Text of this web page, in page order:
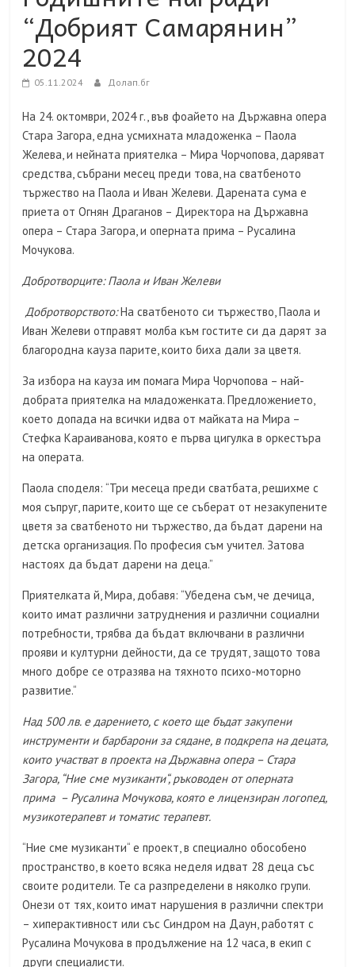
“Добрият Самарянин”
2024
05.11.2024 Долап.бг
На 24. октомври, 2024 г., във фоайето на Държавна опера
Стара Загора, една усмихната младоженка – Паола
Желева, и нейната приятелка – Мира Чорчопова, даряват
средства, събрани месец преди това, на сватбеното
тържество на Паола и Иван Желеви. Дарената сума е
приета от Огнян Драганов – Директора на Държавна
опера – Стара Загора, и оперната прима – Русалина
Мочукова.
Добротворците: Паола и Иван Желеви
Добротворството:На сватбеното си тържество, Паола и
Иван Желеви отправят молба към гостите си да дарят за
благородна кауза парите, които биха дали за цветя.
За избора на кауза им помага Мира Чорчопова – най-
добрата приятелка на младоженката. Предложението,
което допада на всички идва от майката на Мира –
Стефка Караиванова, която е първа цигулка в оркестъра
на операта.
Паола споделя: “Три месеца преди сватбата, решихме с
моя съпруг, парите, които ще се съберат от незакупените
цветя за сватбеното ни тържество, да бъдат дарени на
детска организация. По професия съм учител. Затова
настоях да бъдат дарени на деца.”
Приятелката й, Мира, добавя: “Убедена съм, че дечица,
които имат различни затруднения и различни социални
потребности, трябва да бъдат включвани в различни
прояви и културни дейности, да се трудят, защото това
много добре се отразява на тяхното психо-моторно
развитие.“
Над 500 лв. е дарението, с което ще бъдат закупени
инструменти и барбарони за сядане, в подкрепа на децата,
които участват в проекта на Държавна опера – Стара
Загора, “Ние сме музиканти“, ръководен от оперната
прима – Русалина Мочукова, която е лицензиран логопед,
музикотерапевт и томатис терапевт.
“Ние сме музиканти“ е проект, в специално обособено
пространство, в което всяка неделя идват 28 деца със
своите родители. Те са разпределени в няколко групи.
Онези от тях, които имат нарушения в различни спектри
– хиперактивност или със Синдром на Даун, работят с
Русалина Мочукова в продължение на 12 часа, в екип с
други специалисти.